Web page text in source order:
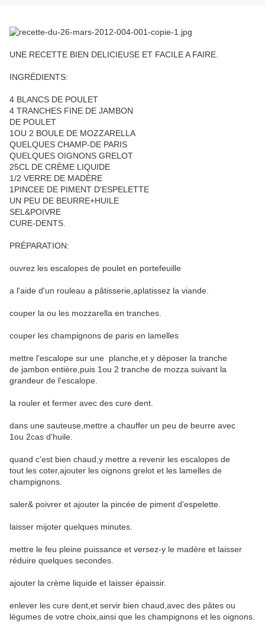
UNE RECETTE BIEN DELICIEUSE ET FACILE A FAIRE.
INGRÉDIENTS:
4 BLANCS DE POULET
4 TRANCHES FINE DE JAMBON
DE POULET
1OU 2 BOULE DE MOZZARELLA
QUELQUES CHAMP-DE PARIS
QUELQUES OIGNONS GRELOT
25CL DE CRÈME LIQUIDE
1/2 VERRE DE MADÈRE
1PINCEE DE PIMENT D'ESPELETTE
UN PEU DE BEURRE+HUILE
SEL&POIVRE
CURE-DENTS.
PRÉPARATION:
ouvrez les escalopes de poulet en portefeuille
a l'aide d'un rouleau a pâtisserie,aplatissez la viande.
couper la ou les mozzarella en tranches.
couper les champignons de paris en lamelles
mettre l'escalope sur une planche,et y déposer la tranche
de jambon entière,puis 1ou 2 tranche de mozza suivant la
grandeur de l'escalope.
la rouler et fermer avec des cure dent.
dans une sauteuse,mettre a chauffer un peu de beurre avec
1ou 2cas d'huile.
quand c'est bien chaud,y mettre a revenir les escalopes de
tout les coter,ajouter les oignons grelot et les lamelles de
champignons.
saler& poivrer et ajouter la pincée de piment d'espelette.
laisser mijoter quelques minutes.
mettre le feu pleine puissance et versez-y le madère et laisser
réduire quelques secondes.
ajouter la crème liquide et laisser épaissir.
enlever les cure dent,et servir bien chaud,avec des pâtes ou
légumes de votre choix,ainsi que les champignons et les oignons.